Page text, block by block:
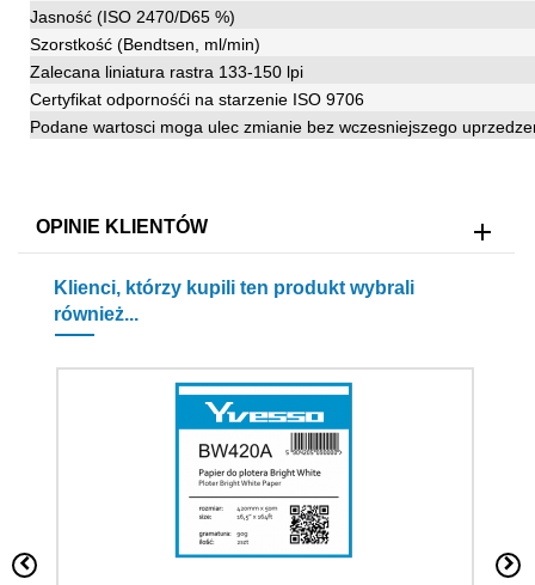
Jasność (ISO 2470/D65 %)
Szorstkość (Bendtsen, ml/min)
Zalecana liniatura rastra 133-150 lpi
Certyfikat odpornośći na starzenie ISO 9706
Podane wartosci moga ulec zmianie bez wczesniejszego
OPINIE KLIENTÓW
Klienci, którzy kupili ten produkt wybrali
również...